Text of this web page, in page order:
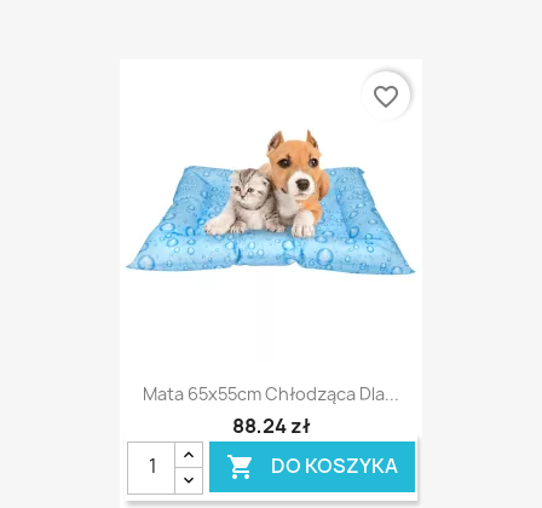
Mata 65x55cm Chłodząca Dla...
88,24 zł
 DO KOSZYKA
favorite_border